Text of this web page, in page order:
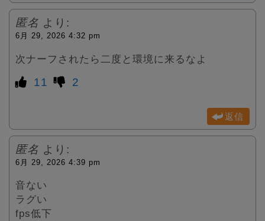
匿名 より:
6月 29, 2026 4:32 pm
次ナーフされたら二度と環境に来るなよ
11 2
返信
匿名 より:
6月 29, 2026 4:39 pm
音ない
ラグい
fps低下